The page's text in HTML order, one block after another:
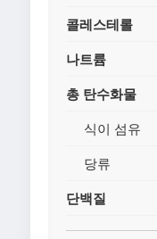
콜레스테롤
나트륨
총 탄수화물
식이 섬유
당류
단백질